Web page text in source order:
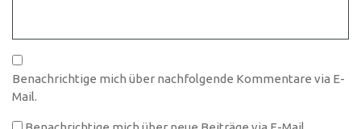
Benachrichtige mich über nachfolgende Kommentare via E-
Mail.